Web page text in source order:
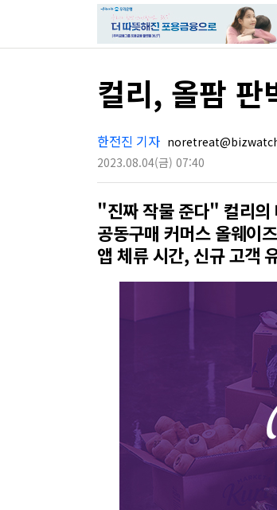
컬리, 올팜 판
한전진 기자
2023.08.04(금) 07:40
"진짜 작물 준다" 컬리의
공동구매 커머스 올웨이
앱 체류 시간, 신규 고객